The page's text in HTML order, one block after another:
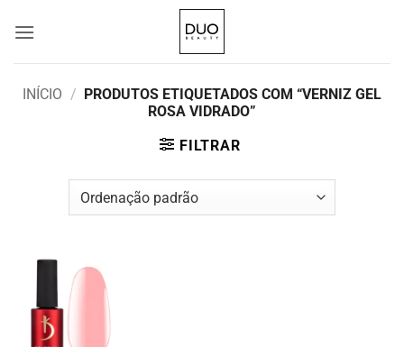
INÍCIO / PRODUTOS ETIQUETADOS COM “VERNIZ GEL
ROSA VIDRADO”
FILTRAR